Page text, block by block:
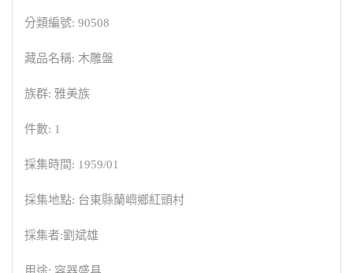
分類編號: 90508
藏品名稱: 木雕盤
族群: 雅美族
件數: 1
採集時間: 1959/01
採集地點: 台東縣蘭嶼鄉紅頭村
採集者:劉斌雄